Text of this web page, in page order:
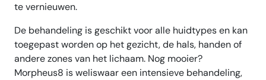
te vernieuwen.
De behandeling is geschikt voor alle huidtypes en kan
toegepast worden op het gezicht, de hals, handen of
andere zones van het lichaam. Nog mooier?
Morpheus8 is weliswaar een intensieve behandeling,